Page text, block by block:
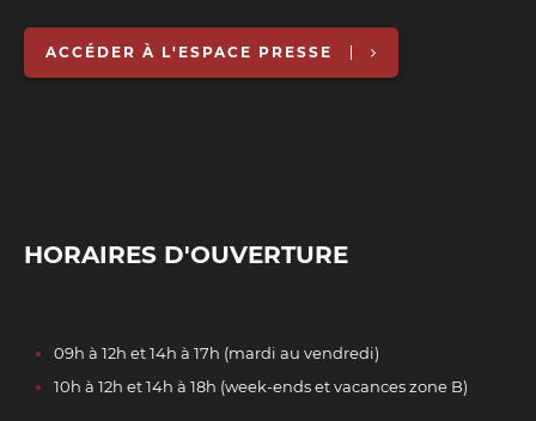
ACCÉDER À L'ESPACE PRESSE
HORAIRES D'OUVERTURE
09h à 12h et 14h à 17h (mardi au vendredi)
10h à 12h et 14h à 18h (week-ends et vacances zone B)